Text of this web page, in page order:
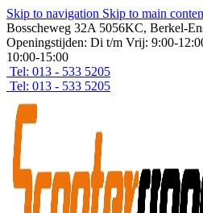
Skip to navigation Skip to main
Bosscheweg 32A 5056KC, Berkel-
Openingstijden: Di t/m Vrij: 9:00-
10:00-15:00
Tel: 013 - 533 5205
Tel: 013 - 533 5205